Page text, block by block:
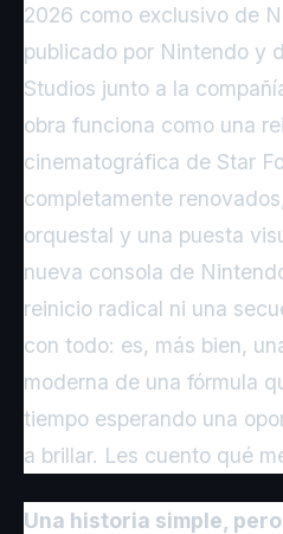
2026 como exclusivo de
publicado por Nintendo y
Studios junto a la
obra funciona como una
cinematográfica de Star
completamente
orquestal y una puesta
nueva consola de
reinicio radical ni una
con todo: es, más bien,
moderna de una fórmula
tiempo esperando una
a brillar. Les cuento qué
Una historia simple,